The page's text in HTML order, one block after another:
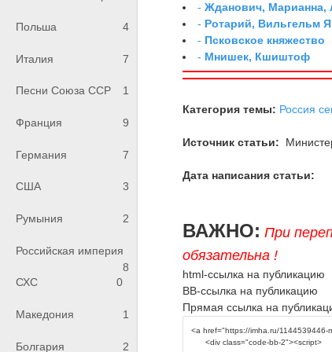
Польша 4
Италия 7
Песни Союза ССР 1
Франция 9
Германия 7
США 3
Румыния 2
Российская империя
8
СХС
0
Македония 1
Болгария 2
-Жданович, Марианна,
- Ротарий, Вильгельм
- Псковское княжество
- Мнишек, Кшиштоф
Категория темы: Россия
Источник статьи:
Дата написания статьи:
ВАЖНО: При
обязательна !
html-ссылка на публикацию
BB-ссылка на публикацию
Прямая ссылка на